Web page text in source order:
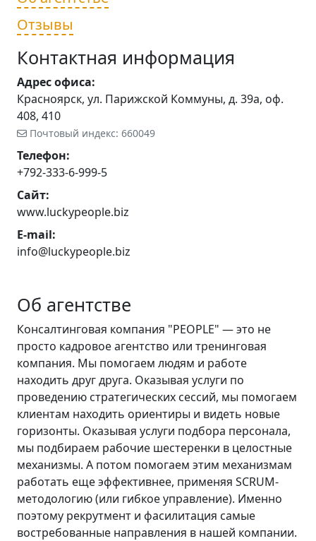
Отзывы
Контактная информация
Адрес офиса:
Красноярск, ул. Парижской Коммуны, д. 39а, оф.
408, 410
Почтовый индекс: 660049
Телефон:
+792-333-6-999-5
Сайт:
www.luckypeople.biz
E-mail:
info@luckypeople.biz
Об агентстве
Консалтинговая компания "PEOPLE" — это не
просто кадровое агентство или тренинговая
компания. Мы помогаем людям и работе
находить друг друга. Оказывая услуги по
проведению стратегических сессий, мы помогаем
клиентам находить ориентиры и видеть новые
горизонты. Оказывая услуги подбора персонала,
мы подбираем рабочие шестеренки в целостные
механизмы. А потом помогаем этим механизмам
работать еще эффективнее, применяя SCRUM-
методологию (или гибкое управление). Именно
поэтому рекрутмент и фасилитация самые
востребованные направления в нашей компании.